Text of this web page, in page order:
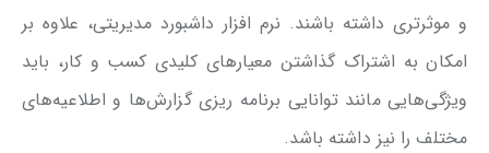
و موثرتری داشته باشند. نرم افزار داشبورد مدیریتی، علاوه بر
امکان به اشتراک گذاشتن معیارهای کلیدی کسب و کار، باید
ویژگی‌هایی مانند توانایی برنامه ریزی گزارش‌ها و اطلاعیه‌های
مختلف را نیز داشته باشد.